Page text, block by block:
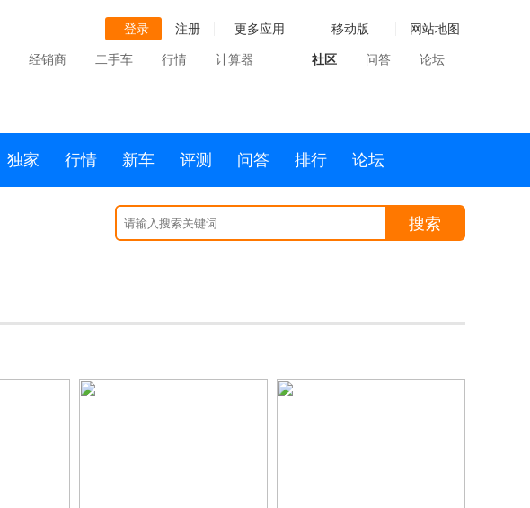
登录 注册 更多应用 移动版 网站地图
经销商 二手车 行情 计算器 社区 问答 论坛
独家 行情 新车 评测 问答 排行 论坛
搜索